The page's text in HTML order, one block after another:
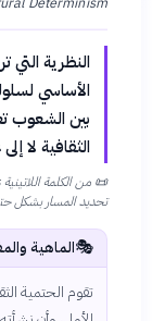
النظرية
الأساسي
بين الشعوب
الثقافية لا
📜
تحديد المسار بشكل
🎭الماهية
تقوم الحتمية